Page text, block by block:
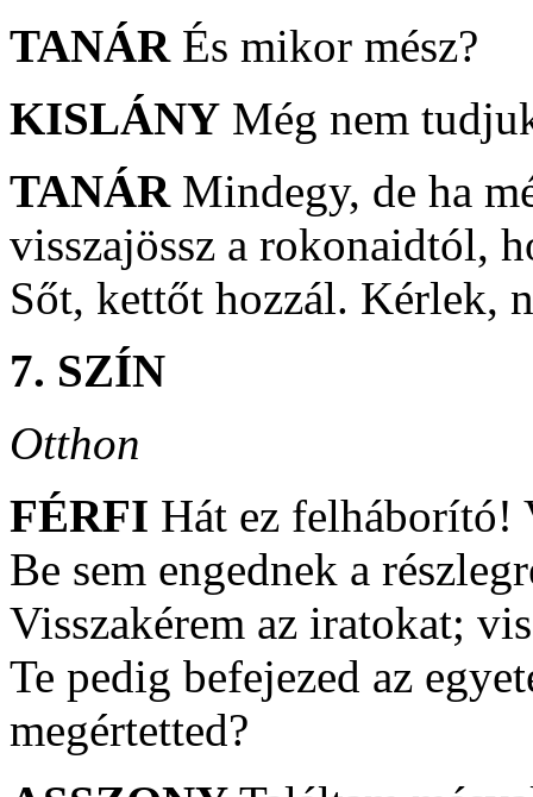
TANÁRÉs mikor mész?
KISLÁNY Még nem
TANÁRMindegy, de ha
visszajössz a rokonaidtól,
Sőt, kettőt hozzál. Kérlek,
7. SZÍN
Otthon
FÉRFI Hát ez felháborító!
Be sem engednek a
Visszakérem az iratokat;
Te pedig befejezed az
megértetted?